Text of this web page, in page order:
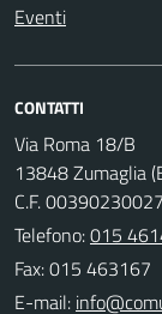
Eventi
CONTATTI
Via Roma 18/B
13848 Zumaglia
C.F.
Telefono:015
Fax: 015 463167
E-mail: